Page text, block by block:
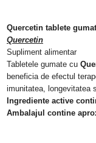
Quercetin tablete
Quercetin
Supliment alimentar
Tabletele gumate cu
beneficia de efectul
imunitatea, longevitatea
Ingrediente active
Ambalajul contine